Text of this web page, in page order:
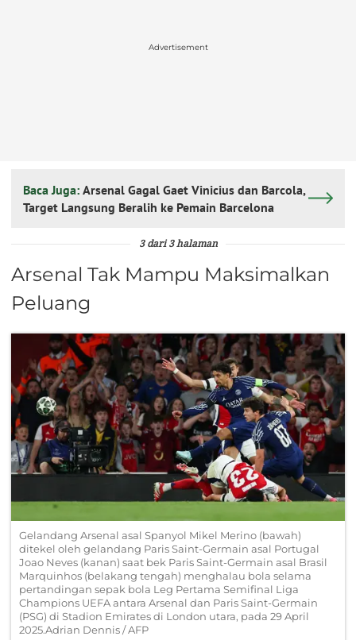
Advertisement
Baca Juga: Arsenal Gagal Gaet Vinicius dan Barcola,
Target Langsung Beralih ke Pemain Barcelona
3 dari 3 halaman
Arsenal Tak Mampu Maksimalkan
Peluang
Gelandang Arsenal asal Spanyol Mikel Merino (bawah)
ditekel oleh gelandang Paris Saint-Germain asal Portugal
Joao Neves (kanan) saat bek Paris Saint-Germain asal Brasil
Marquinhos (belakang tengah) menghalau bola selama
pertandingan sepak bola Leg Pertama Semifinal Liga
Champions UEFA antara Arsenal dan Paris Saint-Germain
(PSG) di Stadion Emirates di London utara, pada 29 April
2025.Adrian Dennis / AFP